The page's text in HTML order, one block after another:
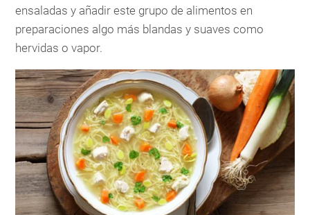
ensaladas y añadir este grupo de alimentos en
preparaciones algo más blandas y suaves como
hervidas o vapor.